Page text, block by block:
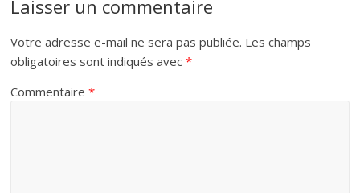
Laisser un commentaire
Votre adresse e-mail ne sera pas publiée. Les champs
obligatoires sont indiqués avec*
Commentaire*